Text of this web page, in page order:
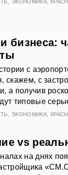
ЭКОНОМИКА
бизнеса:
с
скажем, с
а получив
типовые
ЭКОНОМИКА
vs
на днях